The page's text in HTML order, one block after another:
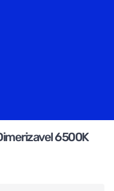
6500K